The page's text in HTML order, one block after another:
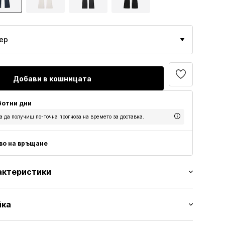
Добави в кошницата
дни
да получиш по-точна прогноза на времето за доставка.
на връщане